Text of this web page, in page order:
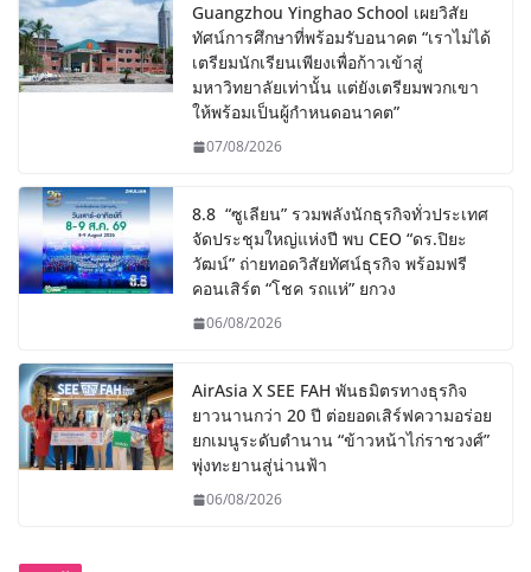
Guangzhou Yinghao School เผยวิสัย
ทัศน์การศึกษาที่พร้อมรับอนาคต “เราไม่ได้
เตรียมนักเรียนเพียงเพื่อก้าวเข้าสู่
มหาวิทยาลัยเท่านั้น แต่ยังเตรียมพวกเขา
ให้พร้อมเป็นผู้กำหนดอนาคต”
07/08/2026
8.8 “ซูเลียน” รวมพลังนักธุรกิจทั่วประเทศ
จัดประชุมใหญ่แห่งปี พบ CEO “ดร.ปิยะ
วัฒน์” ถ่ายทอดวิสัยทัศน์ธุรกิจ พร้อมฟรี
คอนเสิร์ต “โชค รถแห่” ยกวง
06/08/2026
AirAsia X SEE FAH พันธมิตรทางธุรกิจ
ยาวนานกว่า 20 ปี ต่อยอดเสิร์ฟความอร่อย
ยกเมนูระดับตำนาน “ข้าวหน้าไก่ราชวงศ์”
พุ่งทะยานสู่น่านฟ้า
06/08/2026